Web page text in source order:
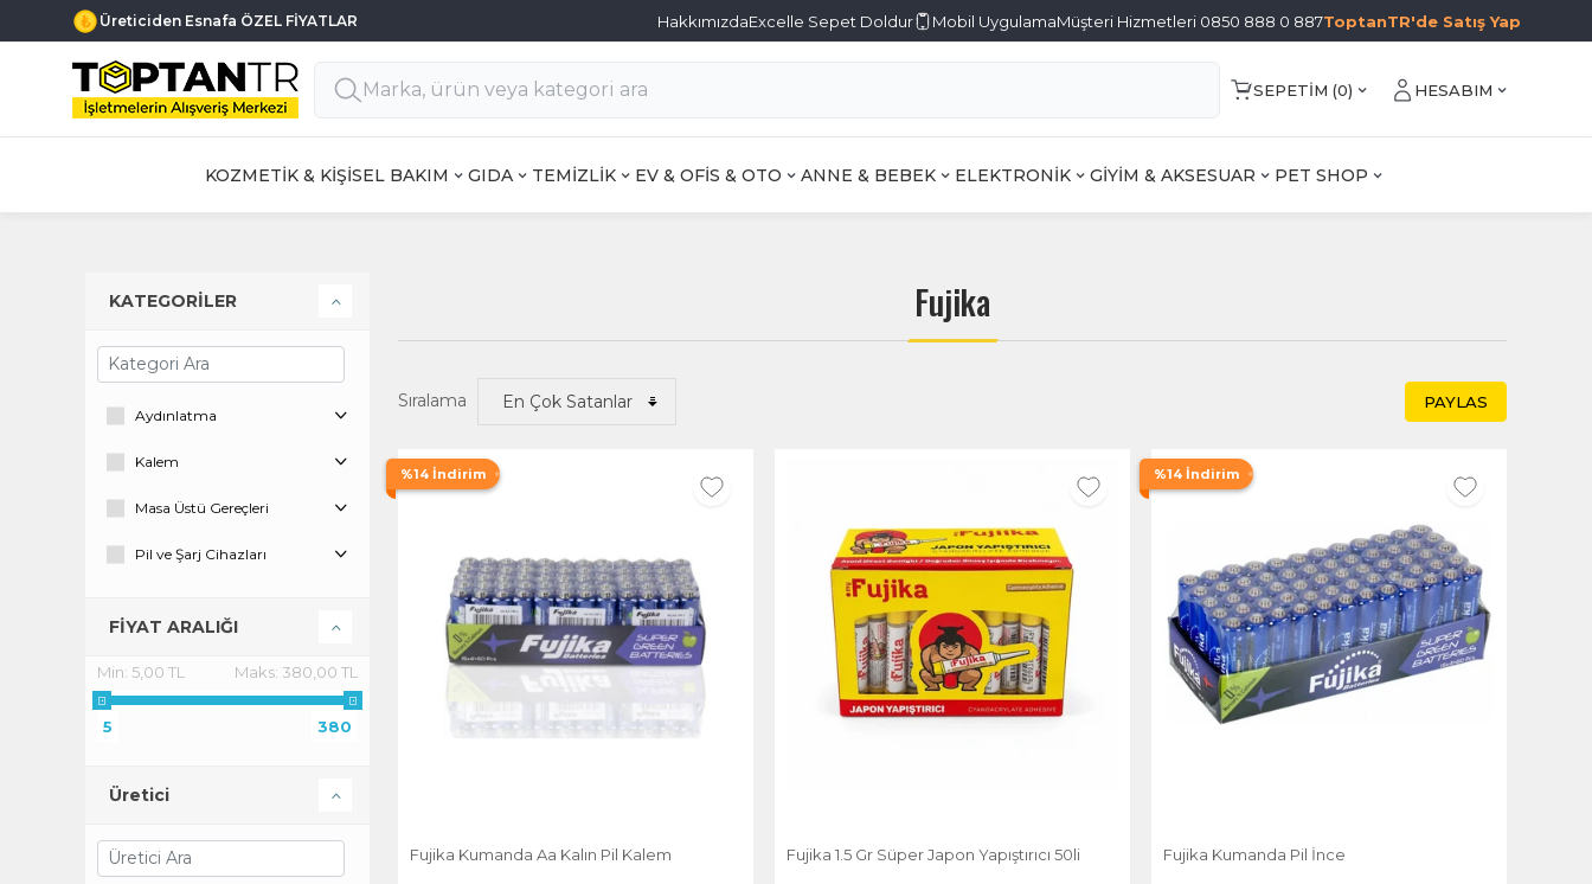
Üreticiden Esnafa ÖZEL FİYATLAR HakkımızdaExcelle Sepet Doldur Mobil UygulamaMüşteri Hizmetleri 0850 888 0 887ToptanTR'de Satış Yap
SEPETIM (0) HESABIM
KOZMETİK & KİŞİSEL BAKIM GIDA TEMİZLİK EV & OFİS & OTO ANNE & BEBEK ELEKTRONİK GİYİM & AKSESUAR PET SHOP
Fujika
Sıralama PAYLAS
%14 İndirim
Fujika Kumanda Aa Kalın Pil Kalem Fujika 1.5 Gr Süper Japon Yapıştırıcı 50li
%14 İndirim
Fujika Kumanda Pil İnce
KATEGORİLER
Aydınlatma
Kalem
Masa Üstü Gereçleri
Pil ve Şarj Cihazları
FİYAT ARALIĞI
Min: 5,00 TL Maks: 380,00 TL
5 380
Üretici